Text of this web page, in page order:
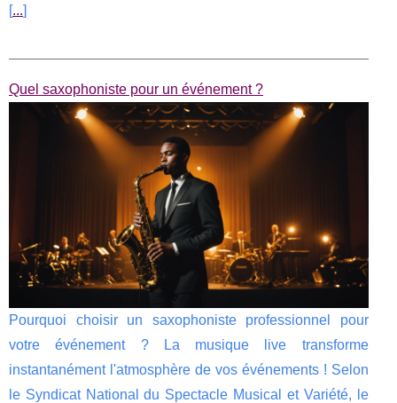
[...]
Quel saxophoniste pour un événement ?
Pourquoi choisir un saxophoniste professionnel pour
votre événement ? La musique live transforme
instantanément l'atmosphère de vos événements ! Selon
le Syndicat National du Spectacle Musical et Variété, le